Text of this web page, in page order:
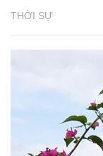
THỜI SỰ